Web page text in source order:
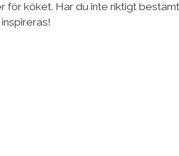
för köket. Har du inte riktigt